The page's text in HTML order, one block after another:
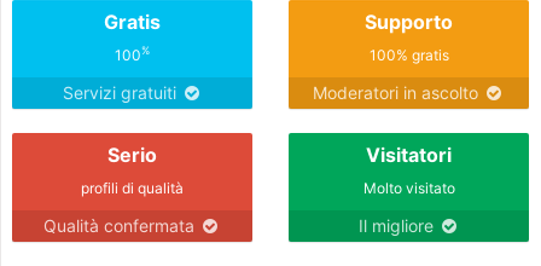
Gratis
100%
Servizi gratuiti
Supporto
100% gratis
Moderatori in ascolto
Serio
profili di qualità
Qualità confermata
Visitatori
Molto visitato
Il migliore